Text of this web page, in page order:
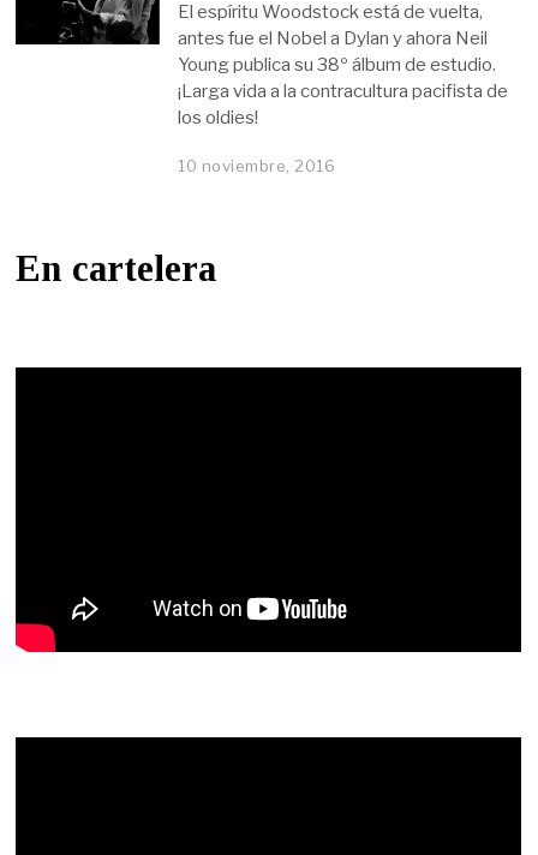
El espíritu Woodstock está de vuelta,
antes fue el Nobel a Dylan y ahora Neil
Young publica su 38º álbum de estudio.
¡Larga vida a la contracultura pacifista de
los oldies!
10 noviembre, 2016
En cartelera